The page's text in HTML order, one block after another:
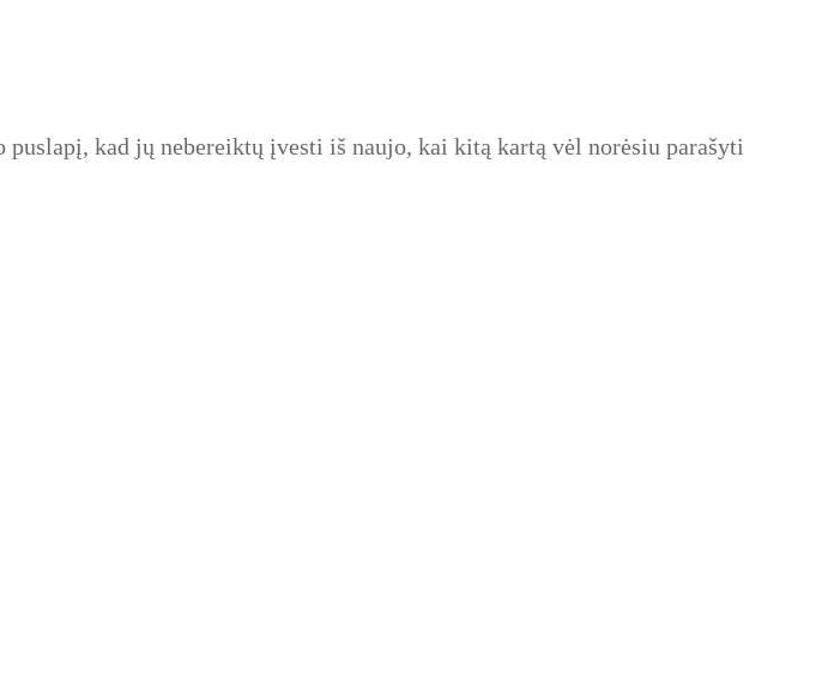
kad jų nebereiktų įvesti iš naujo, kai kitą kartą vėl norėsiu parašyti